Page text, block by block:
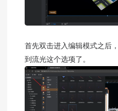
首先双击进入编辑模式之后
到流光这个选项了。